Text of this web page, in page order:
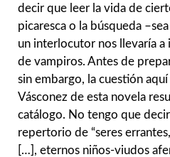
decir que leer la vida de
picaresca o la búsqueda
un interlocutor nos llevaría a
de vampiros. Antes de
sin embargo, la cuestión aquí
Vásconez de esta novela
catálogo. No tengo que
repertorio de “seres errantes,
[…], eternos niños-viudos